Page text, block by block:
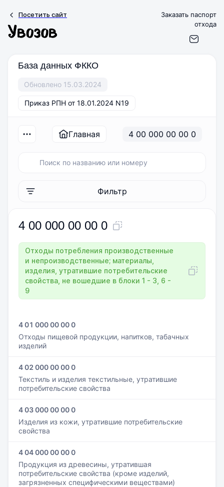
Посетить сайт
Заказать паспорт
отхода
База данных ФККО
Обновлено 15.03.2024
Приказ РПН от 18.01.2024 N19
Главная 4 00 000 00 00 0
Фильтр
4 00 000 00 00 0
Отходы потребления производственные
и непроизводственные; материалы,
изделия, утратившие потребительские
свойства, не вошедшие в блоки 1 - 3, 6 -
9
4 01 000 00 00 0
Отходы пищевой продукции, напитков, табачных
изделий
4 02 000 00 00 0
Текстиль и изделия текстильные, утратившие
потребительские свойства
4 03 000 00 00 0
Изделия из кожи, утратившие потребительские
свойства
4 04 000 00 00 0
Продукция из древесины, утратившая
потребительские свойства (кроме изделий,
загрязненных специфическими веществами)